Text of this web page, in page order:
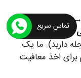
→کانتینر
دریایی-
دارید). ما یک
اخذ معافیت
تماس سریع